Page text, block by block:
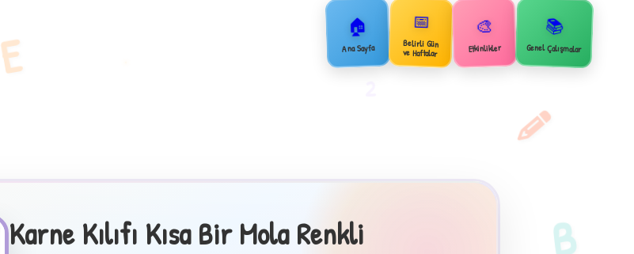
🏠
Ana Sayfa
📅
Belirli Gün
ve Haftalar
🎨
Etkinlikler
📚
Genel Çalışmalar
Karne Kılıfı Kısa Bir Mola Renkli
E